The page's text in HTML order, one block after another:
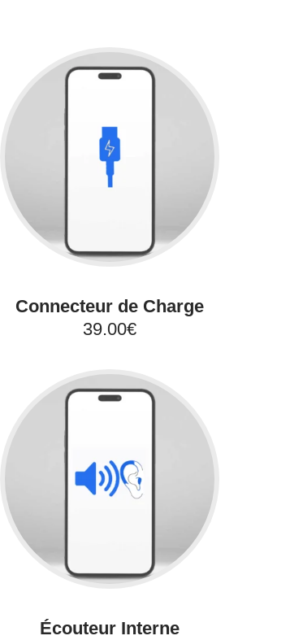
Connecteur de Charge
39.00€
Écouteur Interne